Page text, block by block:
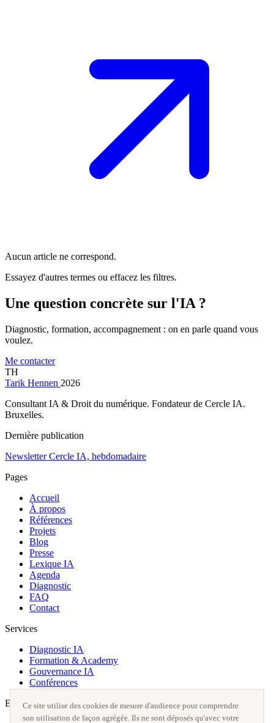
Aucun article ne correspond.
Essayez d'autres termes ou effacez les filtres.
Une question concrète sur l'IA ?
Diagnostic, formation, accompagnement : on en parle quand vous
voulez.
Me contacter
TH
Tarik Hennen 2026
Consultant IA & Droit du numérique. Fondateur de Cercle IA.
Bruxelles.
Dernière publication
Newsletter Cercle IA, hebdomadaire
Pages
Accueil
À propos
Références
Projets
Blog
Presse
Lexique IA
Agenda
Diagnostic
FAQ
Contact
Services
Diagnostic IA
Formation & Academy
Gouvernance IA
Conférences
ExterneCe site utilise des cookies de mesure d'audience pour comprendre
son utilisation de façon agrégée. Ils ne sont déposés qu'avec votre